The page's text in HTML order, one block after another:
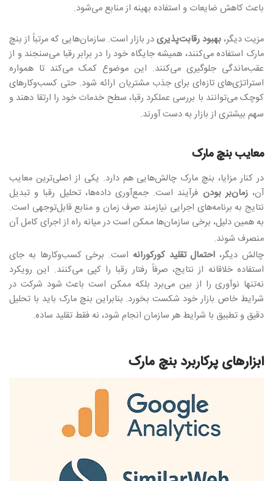
باعث کاهش ضایعات و استفاده بهینه از منابع می‌شود.
مزیت دیگر،بهبود رقابت‌پذیریدر بازار است. سازمان‌هایی که مرتباً از بنچ
مارک استفاده می‌کنند، همیشه جایگاه خود را در برابر رقبا می‌سنجند و از
عقب‌ماندگی جلوگیری می‌کنند. این موضوع کمک می‌کند تا همواره
استراتژی‌های تازه‌ای برای جذب مشتریان ارائه شود. حتی کسب‌وکارهای
کوچک می‌توانند با بررسی عملکرد رقبا، سطح خدمات خود را ارتقا دهند و
سهم بیشتری از بازار به دست آورند.
معایب بنچ مارک
در کنار مزایا، بنچ مارک چالش‌هایی هم دارد. یکی از اصلی‌ترین معایب
آن،زمان‌بر بودن فرآیند است. جمع‌آوری داده‌ها، تحلیل رقبا و تبدیل
نتایج به برنامه‌های اجرایی نیازمند صرف زمان و منابع قابل‌توجهی است.
به همین دلیل، برخی سازمان‌ها ممکن است در میانه راه از اجرای کامل آن
منصرف شوند.
چالش دیگر، احتمال تقلید کورکورانه است. برخی کسب‌وکارها به جای
استفاده خلاقانه از نتایج، صرفاً رفتار رقبا را کپی می‌کنند. این رویکرد
نه‌تنها نوآوری را از بین می‌برد بلکه ممکن است باعث شود شرکت در
شرایط خاص بازار خود شکست بخورد. بنابراین بنچ مارک باید با تحلیل
دقیق و تطبیق با شرایط هر سازمان انجام شود، نه فقط تقلید ساده.
ابزارهای پرکاربرد بنچ مارک